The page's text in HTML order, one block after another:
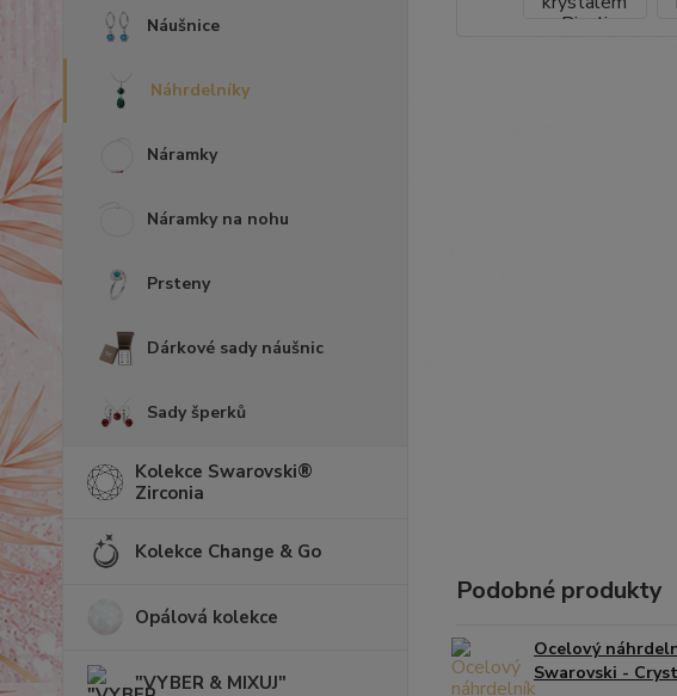
Náušnice
Náhrdelníky
Náramky
Náramky na nohu
Prsteny
Dárkové sady náušnic
Sady šperků
Kolekce Swarovski®
Zirconia
Kolekce Change & Go
Opálová kolekce
"VYBER & MIXUJ"
Podobné produkty
Ocelový
Swarovski -